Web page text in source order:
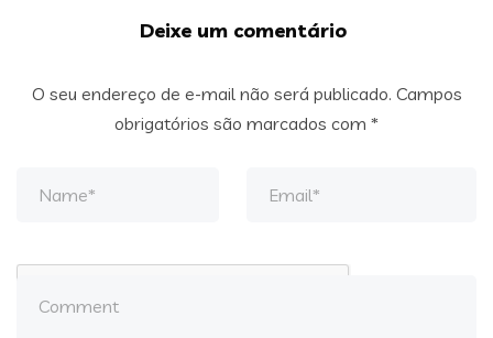
Deixe um comentário
O seu endereço de e-mail não será publicado. Campos
obrigatórios são marcados com *